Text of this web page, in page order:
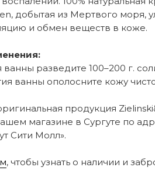
добытая из Мертвого моря,
и обмен веществ в коже.
разведите 100–200 г.
ванны ополосните кожу
продукция
магазине в Сургуте по
Сити Молл».
, чтобы узнать о наличии и